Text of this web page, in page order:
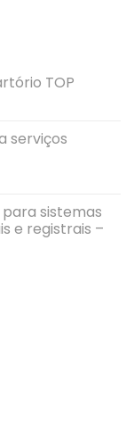
TOP
serviços
para sistemas
e registrais –